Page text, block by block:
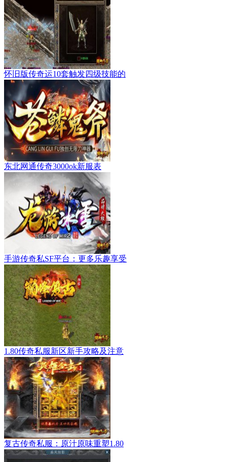
怀旧版传奇运10套触发四级技能的
东北网通传奇3000ok新服表
手游传奇私SF平台：更多乐趣享受
1.80传奇私服新区新手攻略及注意
复古传奇私服：原汁原味重塑1.80